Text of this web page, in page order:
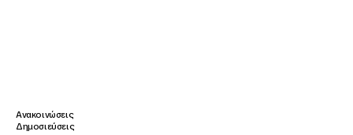
Ανακοινώσεις
Δημοσιεύσεις